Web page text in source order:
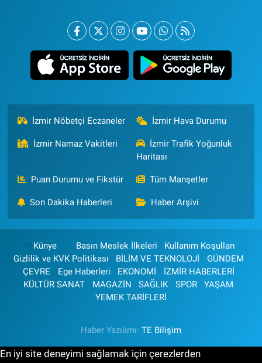
İzmir Nöbetçi Eczaneler İzmir Hava Durumu
İzmir Namaz Vakitleri
İzmir Trafik Yoğunluk
Haritası
Puan Durumu ve Fikstür Tüm Manşetler
Son Dakika Haberleri Haber Arşivi
Künye Basın Meslek İlkeleri
Kullanım Koşulları
Gizlilik ve KVK Politikası
BİLİM VE TEKNOLOJİ
GÜNDEM
ÇEVRE
Ege Haberleri EKONOMİ
İZMİR HABERLERİ
KÜLTÜR SANAT
MAGAZİN SAĞLIK SPOR
YAŞAM
YEMEK TARİFLERİ
Haber Yazılımı: TE Bilişim
En iyi site deneyimi sağlamak için çerezlerden